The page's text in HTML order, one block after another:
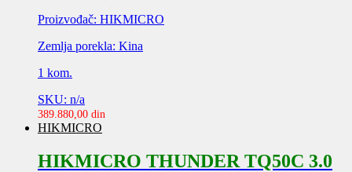
Proizvođač: HIKMICRO
Zemlja porekla: Kina
1 kom.
SKU: n/a
389.880,00 din
HIKMICRO
HIKMICRO THUNDER TQ50C 3.0